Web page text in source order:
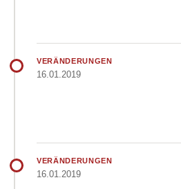
VERÄNDERUNGEN
16.01.2019
VERÄNDERUNGEN
16.01.2019